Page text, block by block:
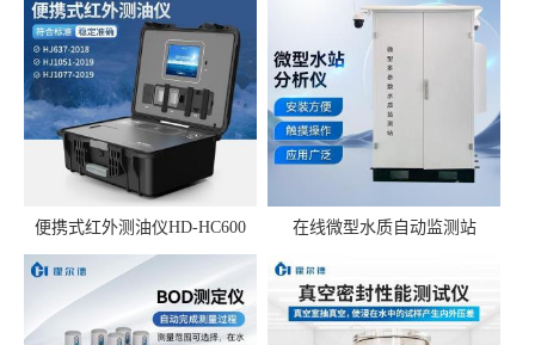
便携式红外测油仪HD-HC600 在线微型水质自动监测站